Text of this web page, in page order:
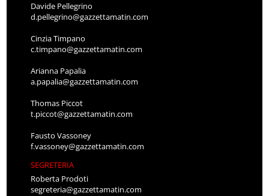
Davide Pellegrino
d.pellegrino@gazzettamatin.com
Cinzia Timpano
c.timpano@gazzettamatin.com
Arianna Papalia
a.papalia@gazzettamatin.com
Thomas Piccot
t.piccot@gazzettamatin.com
Fausto Vassoney
f.vassoney@gazzettamatin.com
SEGRETERIA
Roberta Prodoti
segreteria@gazzettamatin.com